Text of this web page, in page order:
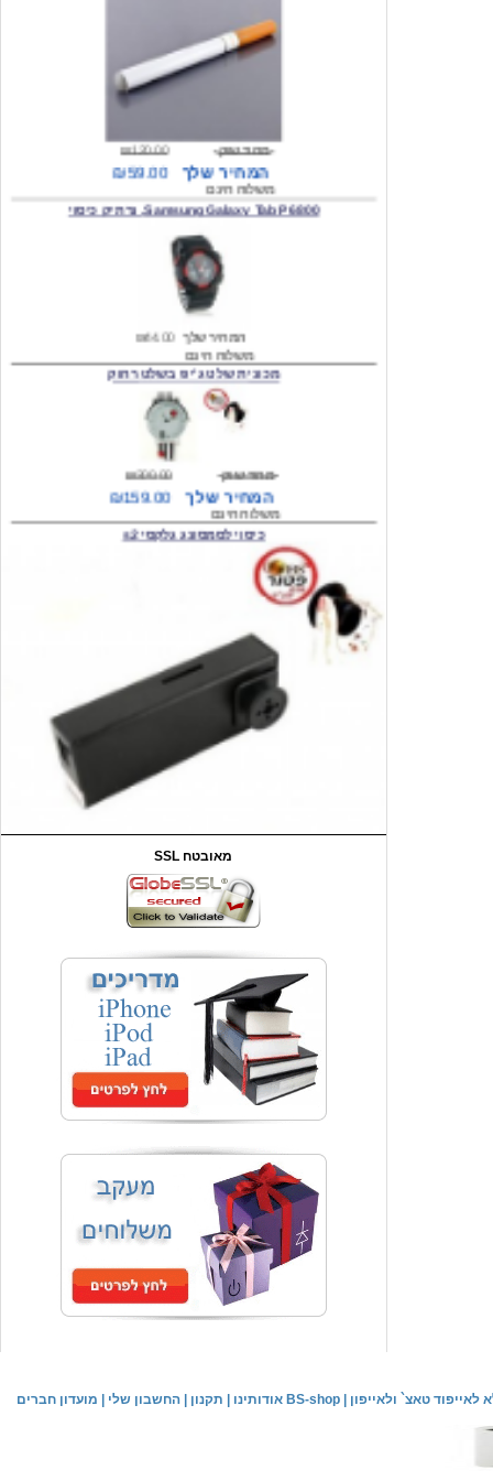
₪120.00
Samsung Galaxy Tab P6800, נרתיק כיסוי
המחיר שלך
משלוח חינם
₪300.00 מחיר שוק
₪159.00
כיסוי לסמסונג גלקסי s2
₪59.00
₪90.00 מחיר שוק
כיסוי אחורי לאייפון 4/4S
₪59.00
המחיר שלך
משלוח חינם
שעון יד אופנתי
₪59.00
המחיר שלך
משלוח חינם
שעון יד לילדים \ הלו קיטי - לבן
₪44.00 המחיר שלך
SSL מאובטח
מועדון חברים החשבון שלי תקנון אודותינו BS-shop טאצ` ולאייפון